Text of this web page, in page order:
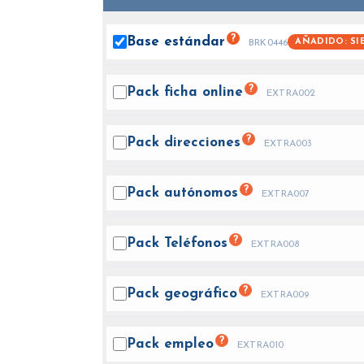
Base estándar ? BRK0446 AÑADIDO:
Pack ficha online ? EXTRA002
Pack direcciones ? EXTRA003
Pack autónomos ? EXTRA007
Pack Teléfonos ? EXTRA008
Pack geográfico ? EXTRA009
Pack empleo ? EXTRA010